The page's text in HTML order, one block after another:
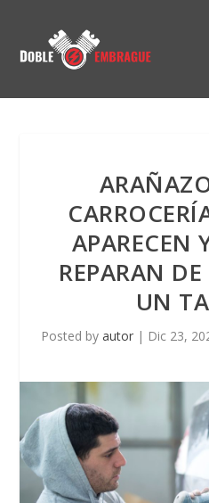
APARECEN
REPARAN
UN
Posted by autor | Dic 23,